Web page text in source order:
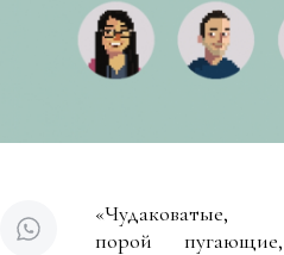
«Чудаковатые,
порой пугающие,